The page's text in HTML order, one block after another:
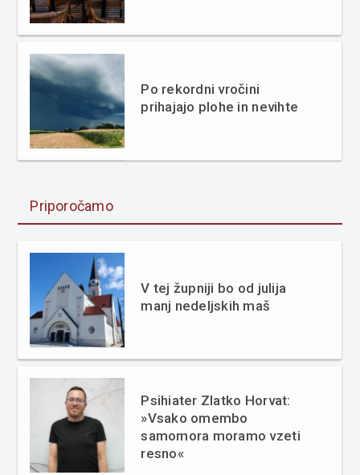
Po rekordni vročini
prihajajo plohe in nevihte
Priporočamo
V tej župniji bo od julija
manj nedeljskih maš
Psihiater Zlatko Horvat:
»Vsako omembo
samomora moramo vzeti
resno«